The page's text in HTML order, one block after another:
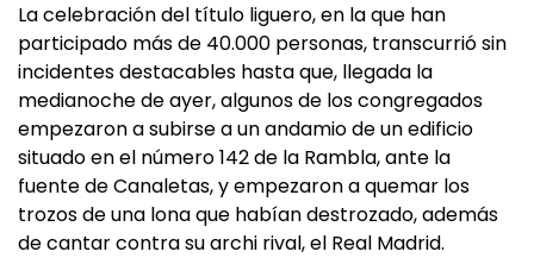
La celebración del título liguero, en la que han
participado más de 40.000 personas, transcurrió sin
incidentes destacables hasta que, llegada la
medianoche de ayer, algunos de los congregados
empezaron a subirse a un andamio de un edificio
situado en el número 142 de la Rambla, ante la
fuente de Canaletas, y empezaron a quemar los
trozos de una lona que habían destrozado, además
de cantar contra su archi rival, el Real Madrid.